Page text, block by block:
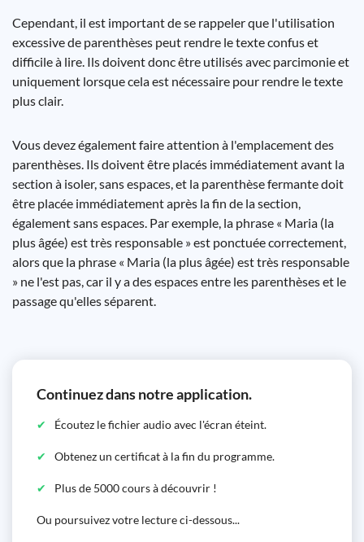
Cependant, il est important de se rappeler que l'utilisation
excessive de parenthèses peut rendre le texte confus et
difficile à lire. Ils doivent donc être utilisés avec parcimonie et
uniquement lorsque cela est nécessaire pour rendre le texte
plus clair.
Vous devez également faire attention à l'emplacement des
parenthèses. Ils doivent être placés immédiatement avant la
section à isoler, sans espaces, et la parenthèse fermante doit
être placée immédiatement après la fin de la section,
également sans espaces. Par exemple, la phrase « Maria (la
plus âgée) est très responsable » est ponctuée correctement,
alors que la phrase « Maria (la plus âgée) est très responsable
» ne l'est pas, car il y a des espaces entre les parenthèses et le
passage qu'elles séparent.
Continuez dans notre application.
Écoutez le fichier audio avec l'écran éteint.
Obtenez un certificat à la fin du programme.
Plus de 5000 cours à découvrir !
Ou poursuivez votre lecture ci-dessous...